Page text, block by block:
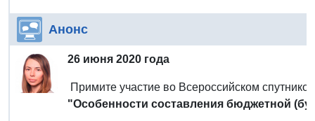
Анонс
26 июня 2020 года
Примите участие во Всероссийском
"Особенности составления бюджетной